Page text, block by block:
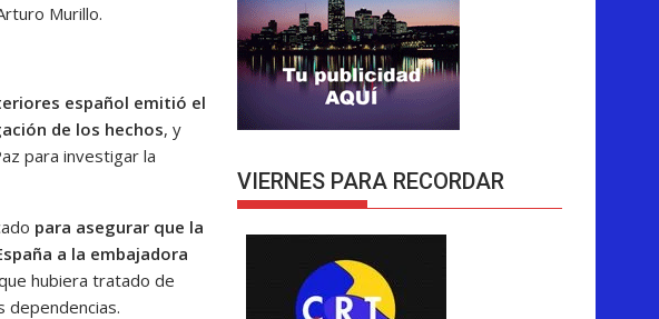
Murillo.
español emitió el
de los hechos, y
para investigar la
para asegurar que la
a la embajadora
hubiera tratado de
dependencias.
VIERNES PARA RECORDAR